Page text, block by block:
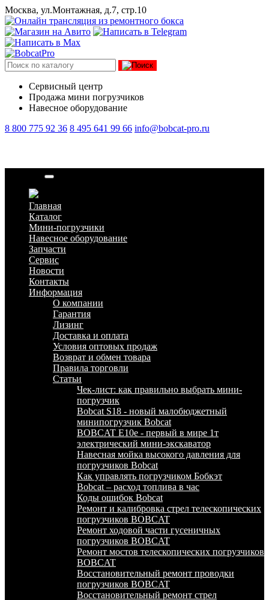
Москва, ул.Монтажная, д.7, стр.10
Сервисный центр
Продажа мини погрузчиков
Навесное оборудование
8 800 775 92 36 8 495 641 99 66 info@bobcat-pro.ru
Главная
Каталог
Мини-погрузчики
Навесное оборудование
Запчасти
Сервис
Новости
Контакты
Информация
О компании
Гарантия
Лизинг
Доставка и оплата
Условия оптовых продаж
Возврат и обмен товара
Правила торговли
Статьи
Чек-лист: как правильно выбрать мини-
погрузчик
Bobcat S18 - новый малобюджетный
минипогрузчик Bobcat
BOBCAT E10e - первый в мире 1т
электрический мини-экскаватор
Навесная мойка высокого давления для
погрузчиков Bobcat
Как управлять погрузчиком Бобкэт
Bobcat – расход топлива в час
Коды ошибок Bobcat
Ремонт и калибровка стрел телескопических
погрузчиков BOBCAT
Ремонт ходовой части гусеничных
погрузчиков BOBCAT
Ремонт мостов телескопических погрузчиков
BOBCAT
Восстановительный ремонт проводки
погрузчиков BOBCAT
Восстановительный ремонт стрел